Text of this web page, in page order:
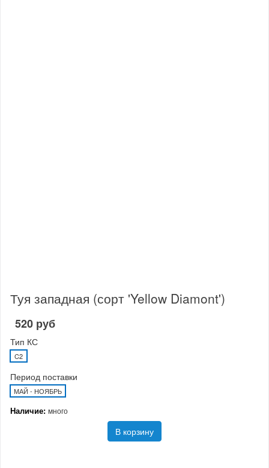
Туя западная (сорт 'Yellow Diamont')
520 руб
Тип КС
C2
Период поставки
МАЙ - НОЯБРЬ
Наличие: много
В корзину